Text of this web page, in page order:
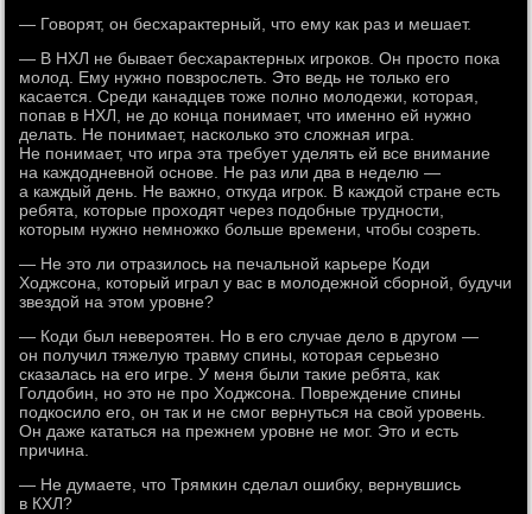
— Говорят, он бесхарактерный, что ему как раз и мешает.
— В НХЛ не бывает бесхарактерных игроков. Он просто пока
молод. Ему нужно повзрослеть. Это ведь не только его
касается. Среди канадцев тоже полно молодежи, которая,
попав в НХЛ, не до конца понимает, что именно ей нужно
делать. Не понимает, насколько это сложная игра.
Не понимает, что игра эта требует уделять ей все внимание
на каждодневной основе. Не раз или два в неделю —
а каждый день. Не важно, откуда игрок. В каждой стране есть
ребята, которые проходят через подобные трудности,
которым нужно немножко больше времени, чтобы созреть.
— Не это ли отразилось на печальной карьере Коди
Ходжсона, который играл у вас в молодежной сборной, будучи
звездой на этом уровне?
— Коди был невероятен. Но в его случае дело в другом —
он получил тяжелую травму спины, которая серьезно
сказалась на его игре. У меня были такие ребята, как
Голдобин, но это не про Ходжсона. Повреждение спины
подкосило его, он так и не смог вернуться на свой уровень.
Он даже кататься на прежнем уровне не мог. Это и есть
причина.
— Не думаете, что Трямкин сделал ошибку, вернувшись
в КХЛ?